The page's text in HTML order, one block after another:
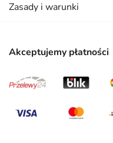
Akceptujemy płatności
Zasady i warunki